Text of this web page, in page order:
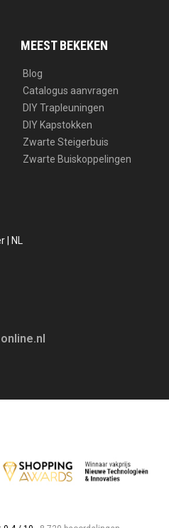
MEEST BEKEKEN
Blog
Catalogus aanvragen
DIY Trapleuningen
DIY Kapstokken
Zwarte Steigerbuis
Zwarte Buiskoppelingen
| NL